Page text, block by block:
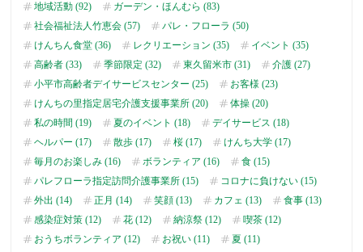
地域活動 (92)
ガーデン・ほんむら (83)
社会福祉法人竹恵会 (57)
パレ・フローラ (50)
けんちん食堂 (36)
レクリエーション (35)
イベント (35)
高齢者 (33)
季節限定 (32) 東久留米市 (31)
介護 (27)
小平市高齢者デイサービスセンター (25)
お客様 (23)
けんちの里指定居宅介護支援事業所 (20)
体操 (20)
私の時間 (19)
夏のイベント (18)
デイサービス (18)
ヘルパー (17)
散歩 (17) 桜 (17)
けんち大学 (17)
毎月のお楽しみ (16)
ボランティア (16)
食 (15)
パレフローラ指定訪問介護事業所 (15)
コロナに負けない (15)
外出 (14)
正月 (14) 笑顔 (13) カフェ (13)
食事 (13)
感染症対策 (12)
花 (12) 納涼祭 (12)
喫茶 (12)
おうちボランティア (12)
お祝い (11)
夏 (11)